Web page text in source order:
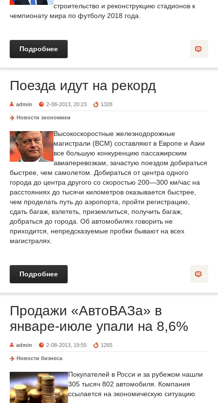
строительство и реконструкцию стадионов к
чемпионату мира по футболу 2018 года.
Подробнее
Поезда идут на рекорд
admin 2-08-2013, 20:23 1328
Новости экономики
Высокоскоростные железнодорожные
магистрали (ВСМ) составляют в Европе и Азии
все большую конкуренцию пассажирским
авиаперевозкам, зачастую поездом добираться
быстрее, чем самолетом. Добираться от центра одного
города до центра другого со скоростью 200—300 км/час на
расстояниях до тысячи километров оказывается быстрее,
чем проделать путь до аэропорта, пройти регистрацию,
сдать багаж, взлететь, приземлиться, получить багаж,
добраться до города. Об автомобилях говорить не
приходится, непредсказуемые пробки бывают на всех
магистралях.
Подробнее
Продажи «АвтоВАЗа» в
январе-июле упали на 8,6%
admin 2-08-2013, 19:55 1265
Новости бизнеса
Покупателей в Росси и за рубежом нашли
305 тысяч 802 автомобиля. Компания
ссылается на экономическую ситуацию